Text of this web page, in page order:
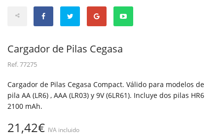
Cargador de Pilas Cegasa
Ref.77275
Cargador de Pilas Cegasa Compact. Válido para modelos de
pila AA (LR6) , AAA (LR03) y 9V (6LR61). Incluye dos pilas HR6
2100 mAh.
21,42€ IVA incluido